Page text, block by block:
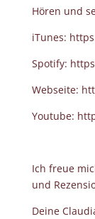
Hören und
iTunes:
Spotify:
Webseite:
Youtube:
Ich freue
und
Deine